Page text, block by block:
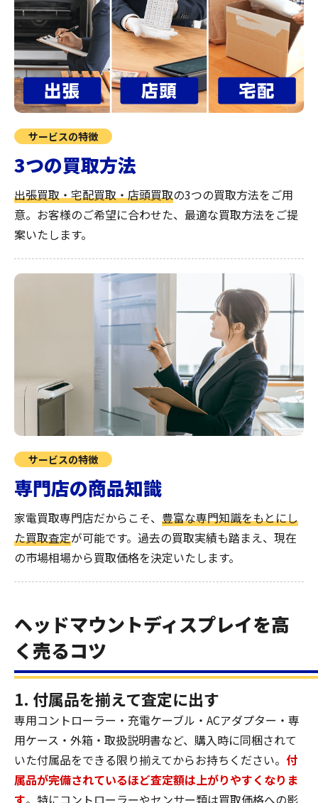
サービスの特徴
3つの買取方法
出張買取・宅配買取・店頭買取の3つの買取方法をご用
意。お客様のご希望に合わせた、最適な買取方法をご提
案いたします。
サービスの特徴
専門店の商品知識
家電買取専門店だからこそ、 豊富な専門知識をもとにし
た買取査定が可能です。過去の買取実績も踏まえ、現在
の市場相場から買取価格を決定いたします。
ヘッドマウントディスプレイを高
く売るコツ
1. 付属品を揃えて査定に出す
専用コントローラー・充電ケーブル・ACアダプター・専
用ケース・外箱・取扱説明書など、購入時に同梱されて
いた付属品をできる限り揃えてからお持ちください。 付
属品が完備されているほど査定額は上がりやすくなりま
す。特にコントローラーやセンサー類は買取価格への影